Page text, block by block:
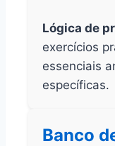
Lógica de
exercícios
essenciais
específicas.
Banco